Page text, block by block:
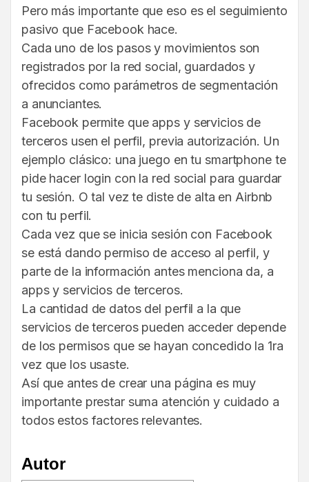
Pero más importante que eso es el seguimiento
pasivo que Facebook hace.
Cada uno de los pasos y movimientos son
registrados por la red social, guardados y
ofrecidos como parámetros de segmentación
a anunciantes.
Facebook permite que apps y servicios de
terceros usen el perfil, previa autorización. Un
ejemplo clásico: una juego en tu smartphone te
pide hacer login con la red social para guardar
tu sesión. O tal vez te diste de alta en Airbnb
con tu perfil.
Cada vez que se inicia sesión con Facebook
se está dando permiso de acceso al perfil, y
parte de la información antes menciona da, a
apps y servicios de terceros.
La cantidad de datos del perfil a la que
servicios de terceros pueden acceder depende
de los permisos que se hayan concedido la 1ra
vez que los usaste.
Así que antes de crear una página es muy
importante prestar suma atención y cuidado a
todos estos factores relevantes.
Autor